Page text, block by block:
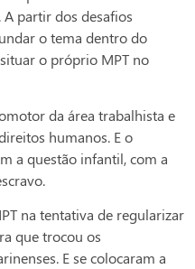
A partir dos desafios
o tema dentro do
o próprio MPT no
da área trabalhista e
humanos. E o
a questão infantil, com a
na tentativa de regularizar
que trocou os
E se colocaram a